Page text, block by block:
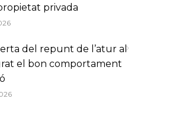
privada
del repunt de l’atur al
el bon comportament